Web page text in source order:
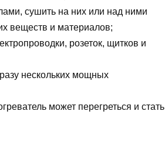
сушить на них или над ними
веществ и материалов;
розеток, щитков и
нескольких мощных
может перегреться и стать